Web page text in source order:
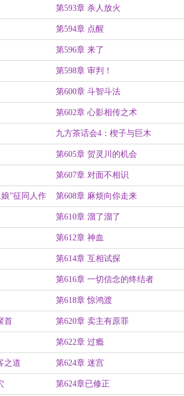
第593章 杀人放火
第594章 点醒
第596章 来了
第598章 审判！
第600章 斗智斗法
第602章 心影相传之术
九方茶话会4：楔子与巨木
第605章 贺灵川的机会
第607章 对面不相识
”征同人作 第608章 麻烦向你走来
第610章 溜了溜了
第612章 神血
第614章 互相试探
第616章 一切信念的终结者
第618章 惊鸿渡
首 第620章 卖主有原罪
第622章 过瘾
之道 第624章 迷宫
第624章已修正